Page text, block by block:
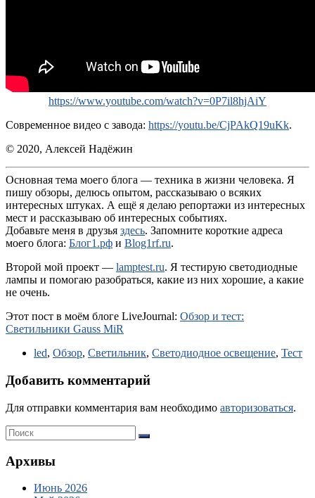
https://www.youtube.com/watch?v=0P7il8hjAiY
Современное видео с завода: https://youtu.be/CjPAkQ19uKk.
© 2020, Алексей Надёжин
Основная тема моего блога — техника в жизни человека. Я
пишу обзоры, делюсь опытом, рассказываю о всяких
интересных штуках. А ещё я делаю репортажи из интересных
мест и рассказываю об интересных событиях.
Добавьте меня в друзья здесь. Запомните короткие адреса
моего блога: Блог1.рф и Blog1rf.ru.
Второй мой проект — lamptest.ru. Я тестирую светодиодные
лампы и помогаю разобраться, какие из них хорошие, а какие
не очень.
Этот пост в моём блоге LiveJournal: Обзор и тест:
Светильники Gauss MiR
led, Обзор, Светильник, Светодиодное освещение, Тест
Добавить комментарий
Для отправки комментария вам необходимо авторизоваться.
Архивы
Июнь 2026